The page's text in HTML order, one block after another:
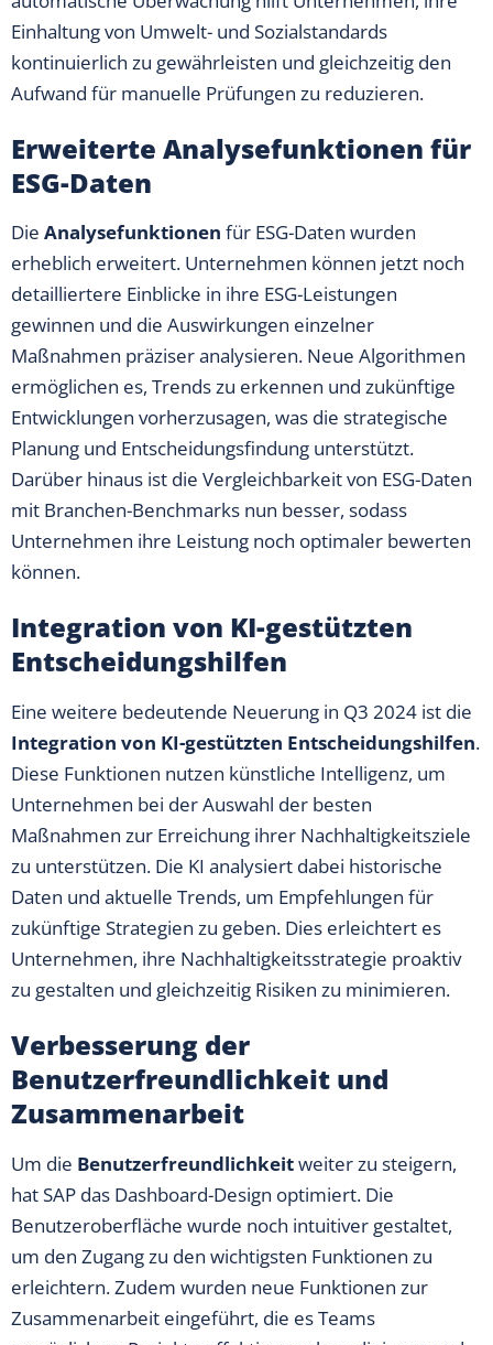
Einhaltung von Umwelt- und Sozialstandards
kontinuierlich zu gewährleisten und gleichzeitig den
Aufwand für manuelle Prüfungen zu reduzieren.
Erweiterte Analysefunktionen für
ESG-Daten
Die Analysefunktionen für ESG-Daten wurden
erheblich erweitert. Unternehmen können jetzt noch
detailliertere Einblicke in ihre ESG-Leistungen
gewinnen und die Auswirkungen einzelner
Maßnahmen präziser analysieren. Neue Algorithmen
ermöglichen es, Trends zu erkennen und zukünftige
Entwicklungen vorherzusagen, was die strategische
Planung und Entscheidungsfindung unterstützt.
Darüber hinaus ist die Vergleichbarkeit von ESG-Daten
mit Branchen-Benchmarks nun besser, sodass
Unternehmen ihre Leistung noch optimaler bewerten
können.
Integration von KI-gestützten
Entscheidungshilfen
Eine weitere bedeutende Neuerung in Q3 2024 ist die
Integration von KI-gestützten Entscheidungshilfen.
Diese Funktionen nutzen künstliche Intelligenz, um
Unternehmen bei der Auswahl der besten
Maßnahmen zur Erreichung ihrer Nachhaltigkeitsziele
zu unterstützen. Die KI analysiert dabei historische
Daten und aktuelle Trends, um Empfehlungen für
zukünftige Strategien zu geben. Dies erleichtert es
Unternehmen, ihre Nachhaltigkeitsstrategie proaktiv
zu gestalten und gleichzeitig Risiken zu minimieren.
Verbesserung der
Benutzerfreundlichkeit und
Zusammenarbeit
Um die Benutzerfreundlichkeitweiter zu steigern,
hat SAP das Dashboard-Design optimiert. Die
Benutzeroberfläche wurde noch intuitiver gestaltet,
um den Zugang zu den wichtigsten Funktionen zu
erleichtern. Zudem wurden neue Funktionen zur
Zusammenarbeit eingeführt, die es Teams